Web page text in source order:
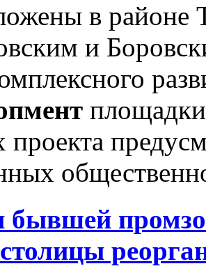
в районе
и
площадки
бывшей
столицы